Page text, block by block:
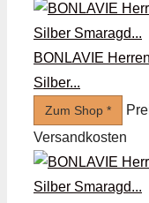
BONLAVIE
Silber...
Zum Shop *
Versandkosten